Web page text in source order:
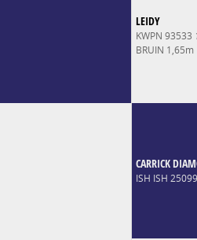
LEIDY
KWPN 93533
BRUIN 1,65m
CARRICK
ISH ISH